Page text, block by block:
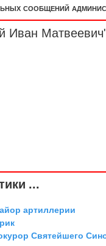
сообщений
Иван
...
артиллерии
Святейшего